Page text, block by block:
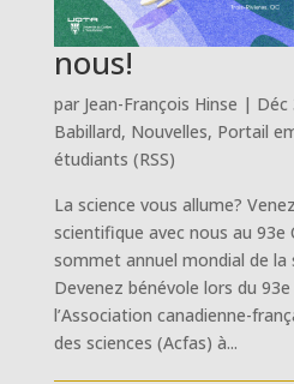
nous!
par Jean-François Hinse | Déc
Babillard, Nouvelles, Portail
étudiants (RSS)
La science vous allume?
scientifique avec nous au 93e
sommet annuel mondial de la
Devenez bénévole lors du
l’Association canadienne-
des sciences (Acfas) à...